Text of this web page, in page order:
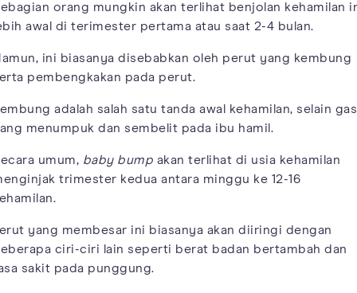
orang mungkin akan terlihat benjolan kehamilan
awal di terimester pertama atau saat 2-4 bulan.
ini biasanya disebabkan oleh perut yang kembung
pembengkakan pada perut.
adalah salah satu tanda awal kehamilan, selain gas
menumpuk dan sembelit pada ibu hamil.
umum, baby bump akan terlihat di usia kehamilan
trimester kedua antara minggu ke 12-16
yang membesar ini biasanya akan diiringi dengan
ciri-ciri lain seperti berat badan bertambah dan
sakit pada punggung.